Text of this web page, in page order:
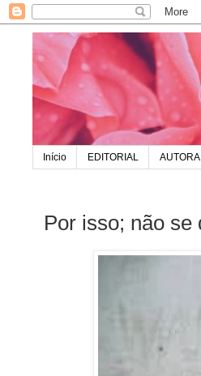
Início EDITORIAL
Por isso; não se